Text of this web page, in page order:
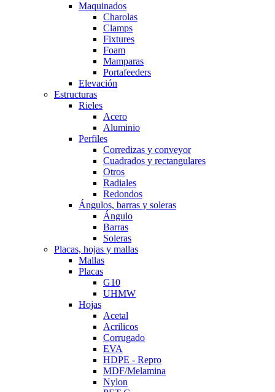
Maquinados
Charolas
Clamps
Fixtures
Foam
Mamparas
Portafeeders
Elevación
Estructuras
Rieles
Acero
Aluminio
Perfiles
Corredizas y conveyor
Cuadrados y rectangulares
Otros
Radiales
Redondos
Ángulos, barras y soleras
Ángulo
Barras
Soleras
Placas, hojas y mallas
Mallas
Placas
G10
UHMW
Hojas
Acetal
Acrilicos
Corrugado
EVA
HDPE - Repro
MDF/Melamina
Nylon